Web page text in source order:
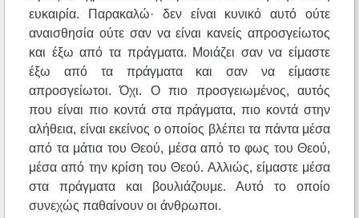
ευκαιρία. Παρακαλώ· δεν είναι κυνικό αυτό ούτε
αναισθησία ούτε σαν να είναι κανείς απροσγείωτος
και έξω από τα πράγματα. Μοιάζει σαν να είμαστε
έξω από τα πράγματα και σαν να είμαστε
απροσγείωτοι. Όχι. Ο πιο προσγειωμένος, αυτός
που είναι πιο κοντά στα πράγματα, πιο κοντά στην
αλήθεια, είναι εκείνος ο οποίος βλέπει τα πάντα μέσα
από τα μάτια του Θεού, μέσα από το φως του Θεού,
μέσα από την κρίση του Θεού. Αλλιώς, είμαστε μέσα
στα πράγματα και βουλιάζουμε. Αυτό το οποίο
συνεχώς παθαίνουν οι άνθρωποι.